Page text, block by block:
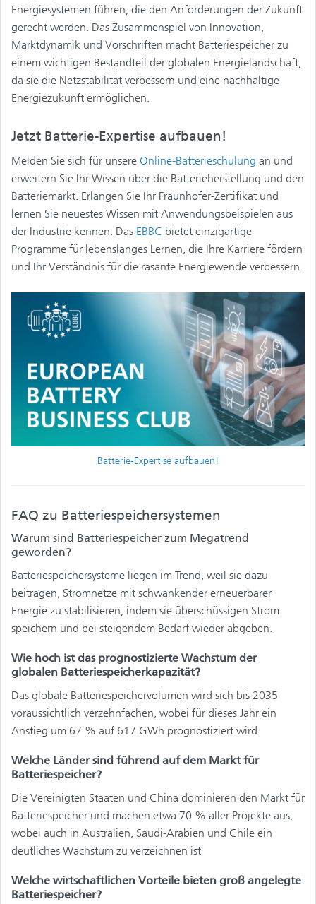
Energiesystemen führen, die den Anforderungen der Zukunft
gerecht werden. Das Zusammenspiel von Innovation,
Marktdynamik und Vorschriften macht Batteriespeicher zu
einem wichtigen Bestandteil der globalen Energielandschaft,
da sie die Netzstabilität verbessern und eine nachhaltige
Energiezukunft ermöglichen.
Jetzt Batterie-Expertise aufbauen!
Melden Sie sich für unsere Online-Batterieschulung an und
erweitern Sie Ihr Wissen über die Batterieherstellung und den
Batteriemarkt. Erlangen Sie Ihr Fraunhofer-Zertifikat und
lernen Sie neuestes Wissen mit Anwendungsbeispielen aus
der Industrie kennen. Das EBBC bietet einzigartige
Programme für lebenslanges Lernen, die Ihre Karriere fördern
und Ihr Verständnis für die rasante Energiewende verbessern.
Batterie-Expertise aufbauen!
FAQ zu Batteriespeichersystemen
Warum sind Batteriespeicher zum Megatrend
geworden?
Batteriespeichersysteme liegen im Trend, weil sie dazu
beitragen, Stromnetze mit schwankender erneuerbarer
Energie zu stabilisieren, indem sie überschüssigen Strom
speichern und bei steigendem Bedarf wieder abgeben.
Wie hoch ist das prognostizierte Wachstum der
globalen Batteriespeicherkapazität?
Das globale Batteriespeichervolumen wird sich bis 2035
voraussichtlich verzehnfachen, wobei für dieses Jahr ein
Anstieg um 67 % auf 617 GWh prognostiziert wird.
Welche Länder sind führend auf dem Markt für
Batteriespeicher?
Die Vereinigten Staaten und China dominieren den Markt für
Batteriespeicher und machen etwa 70 % aller Projekte aus,
wobei auch in Australien, Saudi-Arabien und Chile ein
deutliches Wachstum zu verzeichnen ist
Welche wirtschaftlichen Vorteile bieten groß angelegte
Batteriespeicher?